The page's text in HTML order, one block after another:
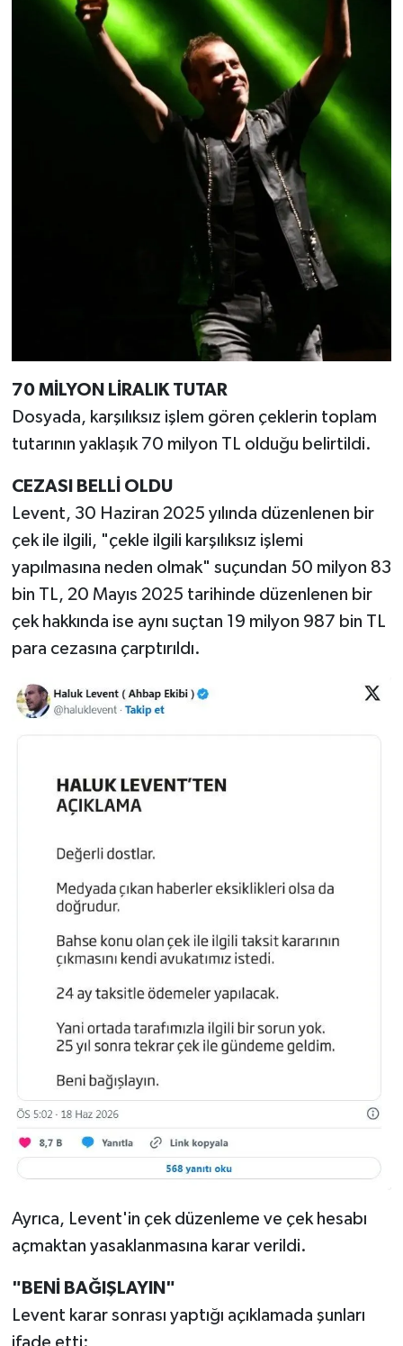
70 MİLYON LİRALIK TUTAR
Dosyada, karşılıksız işlem gören çeklerin toplam
tutarının yaklaşık 70 milyon TL olduğu belirtildi.
CEZASI BELLİ OLDU
Levent, 30 Haziran 2025 yılında düzenlenen bir
çek ile ilgili, "çekle ilgili karşılıksız işlemi
yapılmasına neden olmak" suçundan 50 milyon 83
bin TL, 20 Mayıs 2025 tarihinde düzenlenen bir
çek hakkında ise aynı suçtan 19 milyon 987 bin TL
para cezasına çarptırıldı.
Ayrıca, Levent'in çek düzenleme ve çek hesabı
açmaktan yasaklanmasına karar verildi.
"BENİ BAĞIŞLAYIN"
Levent karar sonrası yaptığı açıklamada şunları
ifade etti: